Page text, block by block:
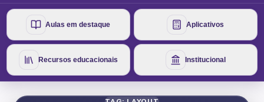
Aulas em destaque Aplicativos
Recursos educacionais Institucional